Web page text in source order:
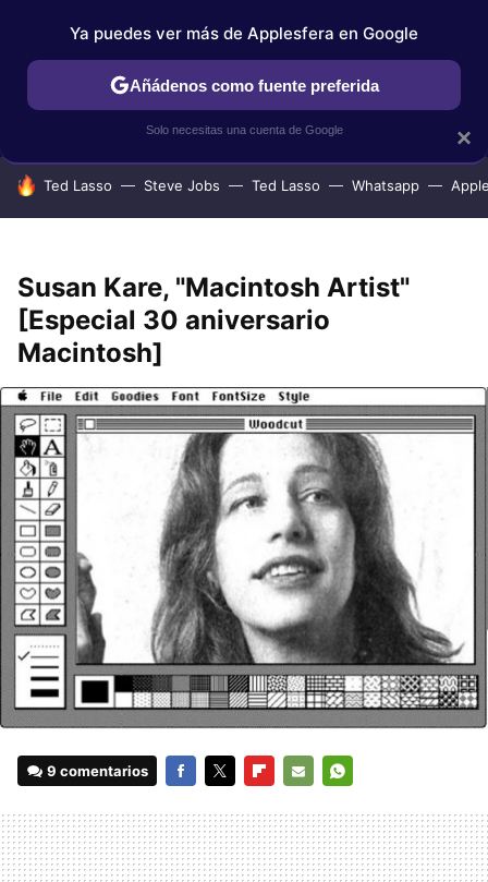
IPHONE TUTORIALES APPLESFERA SELECCIÓN
HOY SE HABLA DE
Ted Lasso Steve Jobs Ted Lasso Whatsapp
Susan Kare, "Macintosh Artist"
[Especial 30 aniversario
Macintosh]
9 comentarios
MAIL
×
Ya puedes ver más de Applesfera en Google
Añádenos como fuente preferida
Solo necesitas una cuenta de Google